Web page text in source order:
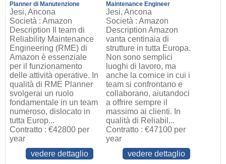
Planner di Manutenzione
Jesi, Ancona
Società : Amazon
Description Il team di
Reliability Maintenance
Engineering (RME) di
Amazon è essenziale
per il funzionamento
delle attività operative. In
qualità di RME Planner
svolgerai un ruolo
fondamentale in un team
numeroso, dislocato in
tutta Europ...
Contratto : €42800 per
year
vedere dettaglio
Maintenance Engineer
Jesi, Ancona
Società : Amazon
Description Amazon
vanta centinaia di
strutture in tutta Europa.
Non sono semplici
luoghi di lavoro, ma
anche la cornice in cui i
team si confrontano e
collaborano, aiutandoci
a offrire sempre il
massimo ai clienti. In
qualità di Reliabil...
Contratto : €47100 per
year
vedere dettaglio